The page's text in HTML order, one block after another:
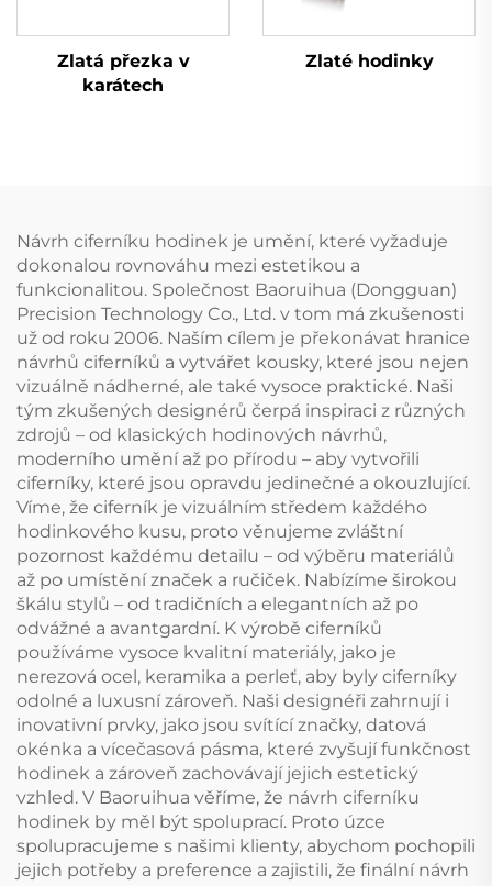
Zlatá přezka v
karátech
Zlaté hodinky
Návrh ciferníku hodinek je umění, které vyžaduje
dokonalou rovnováhu mezi estetikou a
funkcionalitou. Společnost Baoruihua (Dongguan)
Precision Technology Co., Ltd. v tom má zkušenosti
už od roku 2006. Naším cílem je překonávat hranice
návrhů ciferníků a vytvářet kousky, které jsou nejen
vizuálně nádherné, ale také vysoce praktické. Naši
tým zkušených designérů čerpá inspiraci z různých
zdrojů – od klasických hodinových návrhů,
moderního umění až po přírodu – aby vytvořili
ciferníky, které jsou opravdu jedinečné a okouzlující.
Víme, že ciferník je vizuálním středem každého
hodinkového kusu, proto věnujeme zvláštní
pozornost každému detailu – od výběru materiálů
až po umístění značek a ručiček. Nabízíme širokou
škálu stylů – od tradičních a elegantních až po
odvážné a avantgardní. K výrobě ciferníků
používáme vysoce kvalitní materiály, jako je
nerezová ocel, keramika a perleť, aby byly ciferníky
odolné a luxusní zároveň. Naši designéři zahrnují i
inovativní prvky, jako jsou svítící značky, datová
okénka a vícečasová pásma, které zvyšují funkčnost
hodinek a zároveň zachovávají jejich estetický
vzhled. V Baoruihua věříme, že návrh ciferníku
hodinek by měl být spoluprací. Proto úzce
spolupracujeme s našimi klienty, abychom pochopili
jejich potřeby a preference a zajistili, že finální návrh